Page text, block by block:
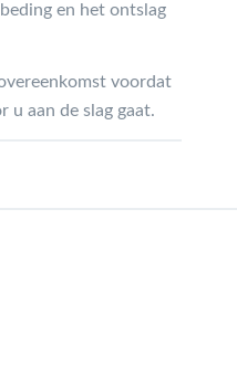
en het ontslag
voordat
u aan de slag gaat.